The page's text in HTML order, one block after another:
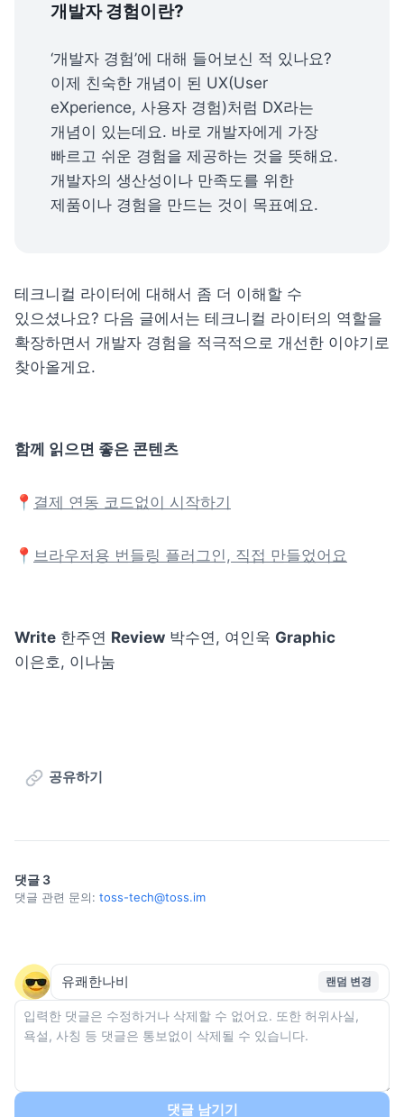
개발자 경험이란?
‘개발자 경험’에 대해 들어보신 적 있나요?
이제 친숙한 개념이 된 UX(User
eXperience, 사용자 경험)처럼 DX라는
개념이 있는데요. 바로 개발자에게 가장
빠르고 쉬운 경험을 제공하는 것을 뜻해요.
개발자의 생산성이나 만족도를 위한
제품이나 경험을 만드는 것이 목표예요.
테크니컬 라이터에 대해서 좀 더 이해할 수
있으셨나요? 다음 글에서는 테크니컬 라이터의 역할을
확장하면서 개발자 경험을 적극적으로 개선한 이야기로
찾아올게요.
함께 읽으면 좋은 콘텐츠
📍 결제 연동 코드없이 시작하기
📍 브라우저용 번들링 플러그인, 직접 만들었어요
Write 한주연 Review 박수연, 여인욱 Graphic
이은호, 이나눔
공유하기
댓글 3
댓글 관련 문의: toss-tech@toss.im
랜덤 변경
댓글 남기기